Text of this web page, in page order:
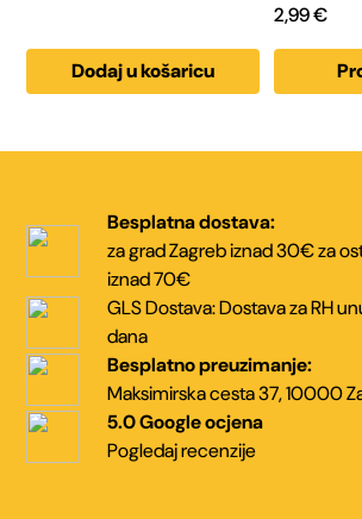
Dodaj u košaricu
2,99€
Besplatna dostava:
za grad Zagreb iznad 30€za
iznad 70€
GLS Dostava:Dostava za RH
dana
Besplatno preuzimanje:
Maksimirska cesta 37,10000
5.0 Google ocjena
Pogledaj recenzije